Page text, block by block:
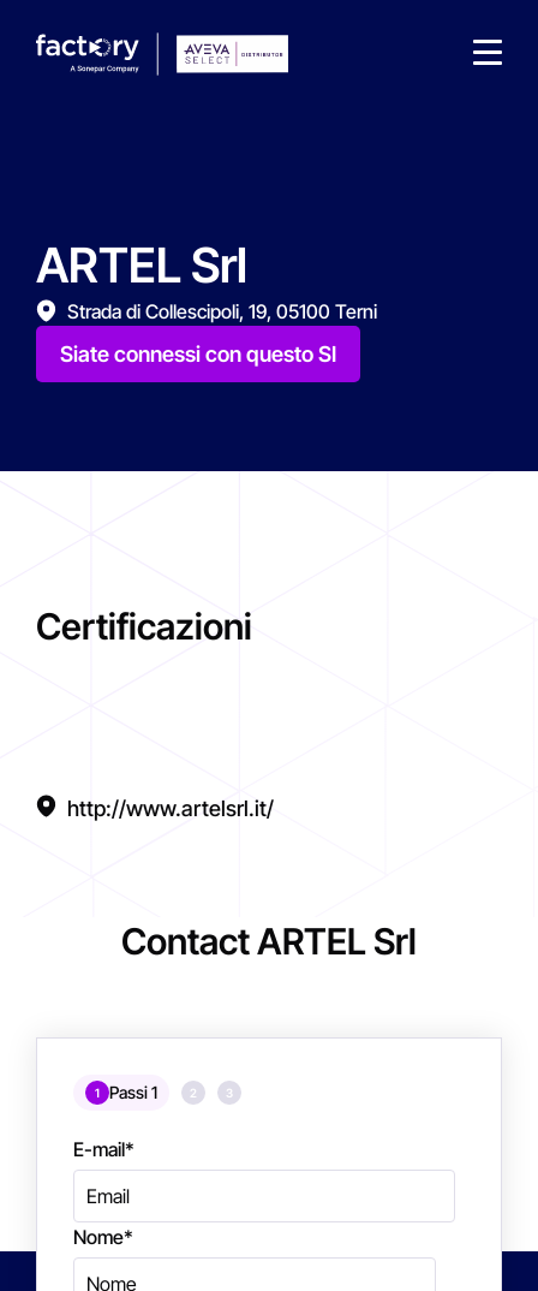
Che cosa sta cercando ?
ARTEL Srl
Strada di Collescipoli, 19, 05100 Terni
Siate connessi con questo SI
Certificazioni
http://www.artelsrl.it/
Contact ARTEL Srl
1 Passi 1 2 3
E-mail*
Nome*